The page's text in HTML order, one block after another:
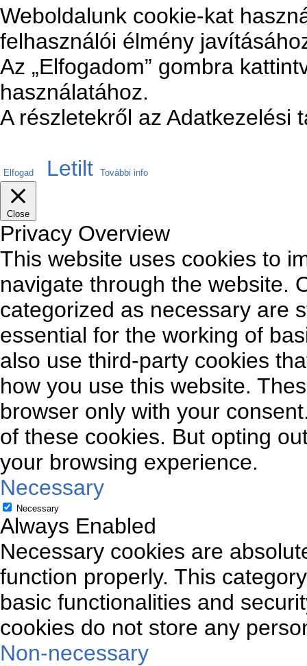
Weboldalunk cookie-kat
felhasználói élmény
Az „Elfogadom” gombra
használatához.
A részletekről az Adatkezelési
Elfogad Letilt További info
Close
Privacy Overview
This website uses cookies to
navigate through the website.
categorized as necessary are
essential for the working of
also use third-party cookies
how you use this website.
browser only with your
of these cookies. But opting
your browsing experience.
Necessary
Necessary
Always Enabled
Necessary cookies are
function properly. This
basic functionalities and
cookies do not store any
Non-necessary